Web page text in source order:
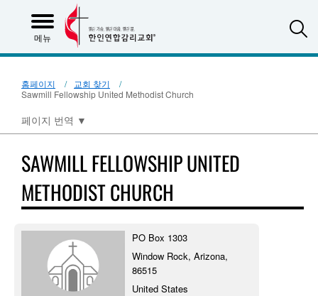
메뉴
홈페이지
교회 찾기
Sawmill Fellowship United Methodist Church
페이지 번역 ▼
SAWMILL FELLOWSHIP UNITED
METHODIST CHURCH
PO Box 1303
Window Rock, Arizona,
86515
United States